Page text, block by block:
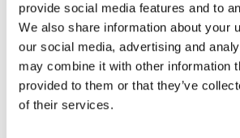
provide social media features and to
We also share information about your
our social media, advertising and
may combine it with other information
provided to them or that they’ve
of their services.
Probados al límite
En el Thule Test Center™ ubicado en